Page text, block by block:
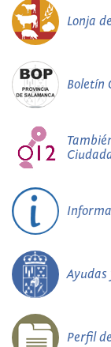
Lonja
Boletín
Ayudas
Perfil